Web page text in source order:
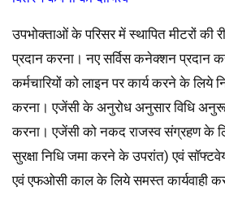
उपभोक्ताओं के परिसर में स्थापित मीटरों की
प्रदान करना। नए सर्विस कनेक्शन प्रदान
कर्मचारियों को लाइन पर कार्य करने के लिये
करना। एजेंसी के अनुरोध अनुसार विधि
करना। एजेंसी को नकद राजस्व संग्रहण के
सुरक्षा निधि जमा करने के उपरांत) एवं
एवं एफओसी काल के लिये समस्त कार्यवाही